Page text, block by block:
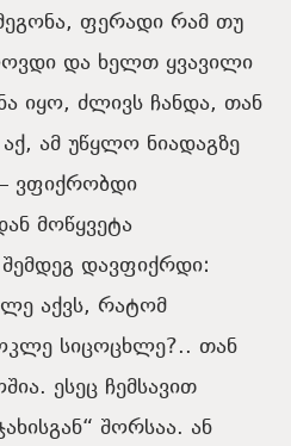
ფერადი რამ თუ
და ხელთ ყვავილი
იყო, ძლივს ჩანდა, თან
ამ უწყლო ნიადაგზე
ვფიქრობდი
მოწყვეტა
დავფიქრდი:
აქვს, რატომ
სიცოცხლე?.. თან
ესეც ჩემსავით
შორსაა. ან